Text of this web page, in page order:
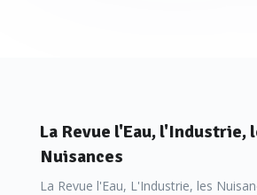
La Revue l'Eau, l'Industrie,
Nuisances
La Revue l'Eau, L'Industrie, les